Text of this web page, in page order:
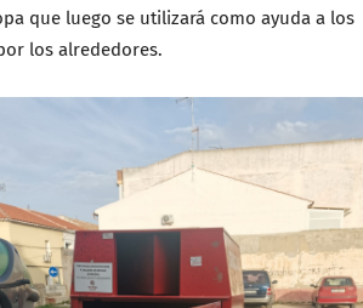
que luego se utilizará como ayuda a los
los alrededores.